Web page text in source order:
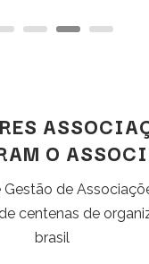
O
Gestão de
centenas de
brasil